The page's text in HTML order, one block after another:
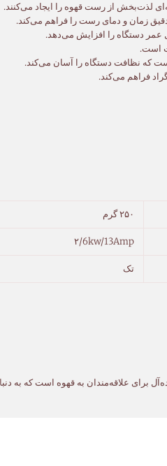
لذت‌بخش از رست قهوه را ایجاد می‌کنند.
زمان و دمای رست را فراهم می‌کند.
عمر دستگاه را افزایش می‌دهد.
که نظافت دستگاه را آسان می‌کند.
۲۵۰ گرم
۲/6kw/13Amp
تک